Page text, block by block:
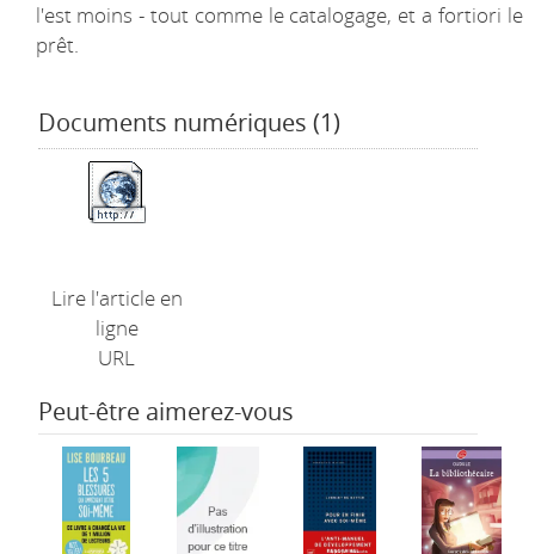
l'est moins - tout comme le catalogage, et a fortiori le
prêt.
Documents numériques (1)
Lire l'article en
ligne
URL
Peut-être aimerez-vous